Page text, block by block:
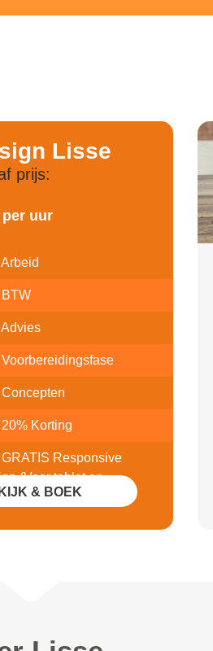
Lisse
prijs:
per uur
BTW
Advies
Voorbereidingsfase
Concepten
20% Korting
GRATIS Responsive
(Voor tablet en
& BOEK